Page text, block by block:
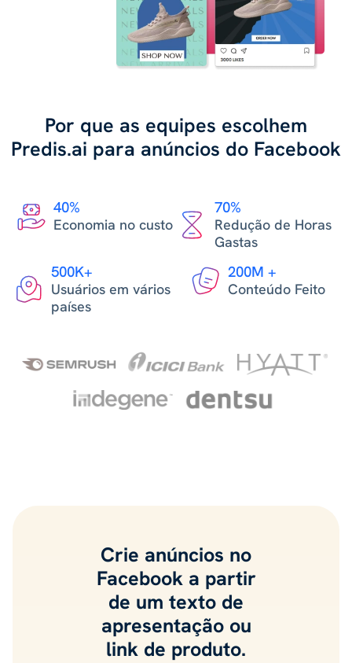
Por que as equipes escolhem
Predis.ai para anúncios do Facebook
40%
Economia no custo
70%
Redução de Horas
Gastas
500K+
Usuários em vários
países
200M +
Conteúdo Feito
Crie anúncios no
Facebook a partir
de um texto de
apresentação ou
link de produto.